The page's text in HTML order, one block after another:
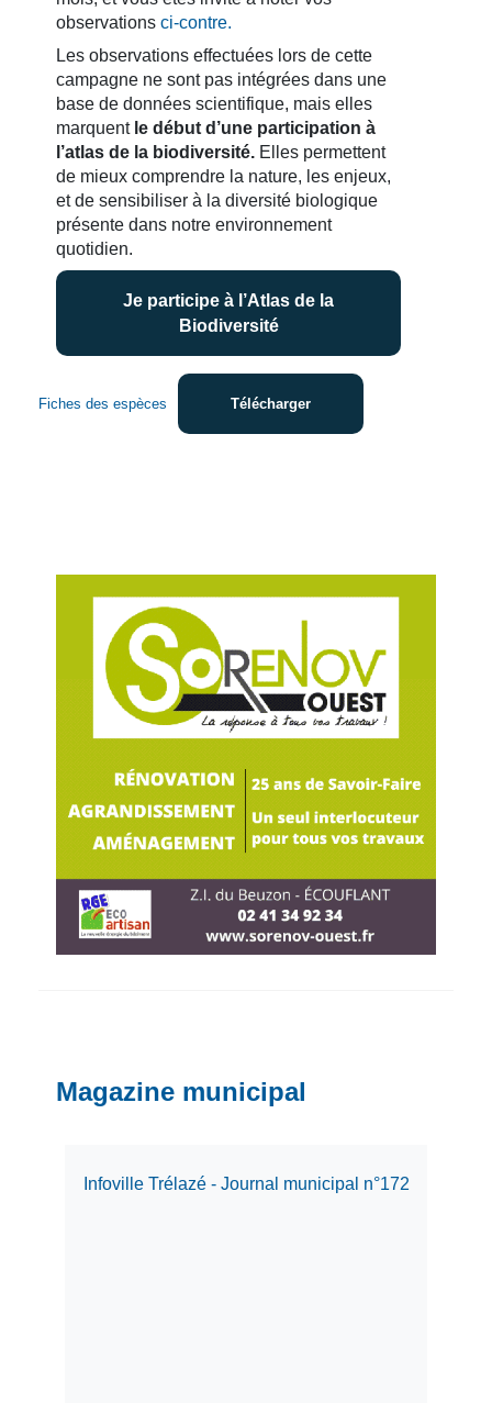
observations ci-contre.
Les observations effectuées lors de cette
campagne ne sont pas intégrées dans une
base de données scientifique, mais elles
marquent le début d’une participation à
l’atlas de la biodiversité. Elles permettent
de mieux comprendre la nature, les enjeux,
et de sensibiliser à la diversité biologique
présente dans notre environnement
quotidien.
Je participe à l’Atlas de la
Biodiversité
Fiches des espèces Télécharger
Magazine municipal
Infoville Trélazé - Journal municipal n°172